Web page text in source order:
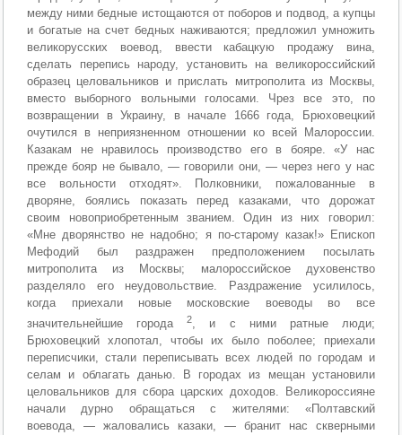
между ними бедные истощаются от поборов и подвод, а купцы
и богатые на счет бедных наживаются; предложил умножить
великорусских воевод, ввести кабацкую продажу вина,
сделать перепись народу, установить на великороссийский
образец целовальников и прислать митрополита из Москвы,
вместо выборного вольными голосами. Чрез все это, по
возвращении в Украину, в начале 1666 года, Брюховецкий
очутился в неприязненном отношении ко всей Малороссии.
Казакам не нравилось производство его в бояре. «У нас
прежде бояр не бывало, — говорили они, — через него у нас
все вольности отходят». Полковники, пожалованные в
дворяне, боялись показать перед казаками, что дорожат
своим новоприобретенным званием. Один из них говорил:
«Мне дворянство не надобно; я по-старому казак!» Епископ
Мефодий был раздражен предположением посылать
митрополита из Москвы; малороссийское духовенство
разделяло его неудовольствие. Раздражение усилилось,
когда приехали новые московские воеводы во все
значительнейшие города2, и с ними ратные люди;
Брюховецкий хлопотал, чтобы их было поболее; приехали
переписчики, стали переписывать всех людей по городам и
селам и облагать данью. В городах из мещан установили
целовальников для сбора царских доходов. Великороссияне
начали дурно обращаться с жителями: «Полтавский
воевода, — жаловались казаки, — бранит нас скверными